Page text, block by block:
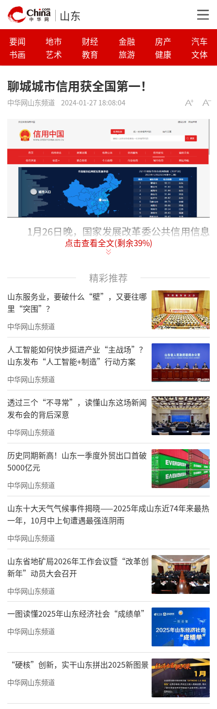
山东
要闻 地市 财经 金融 房产
汽车
书画
艺术 教育 旅游 健康 文体
聊城城市信用获全国第一！
中华网山东频道 2024-01-27 18:08:04
1月26日晚，国家发展改革委公共信用信息
中心发布了2023年12月份全国城市信用监测得
全国261个地级市中，排名第1，环比上升15个
位次，山东省排名第1，环比上升4个位次。
据了解，2023年，聊城已成功创建国家社
会信用体系建设示范区、省社会信用体系建设
典型城市。同时，在2023年12月份，聊城有3个
创新做法和典型经验被国家有关部门认定并在
全国进行推广。接下来，聊城市发改委将再接
再厉，再创佳绩。
（来源：大众网
责任编辑：金德锋
点击查看全文(剩余39%)
精彩推荐
山东服务业，要破什么“壁”，又要往哪
里“突围”？
中华网山东频道
人工智能如何快步挺进产业“主战场”？
山东发布“人工智能+制造”行动方案
中华网山东频道
透过三个“不寻常”，读懂山东这场新闻
发布会的背后深意
中华网山东频道
历史同期新高！山东一季度外贸出口首破
5000亿元
中华网山东频道
山东十大天气气候事件揭晓——2025年成山东近74年来最热
一年，10月中上旬遭遇最强连阴雨
中华网山东频道
山东省地矿局2026年工作会议暨“改革创
新年”动员大会召开
中华网山东频道
一图读懂2025年山东经济社会“成绩单”
中华网山东频道
“硬核”创新，实干山东拼出2025新图景
中华网山东频道